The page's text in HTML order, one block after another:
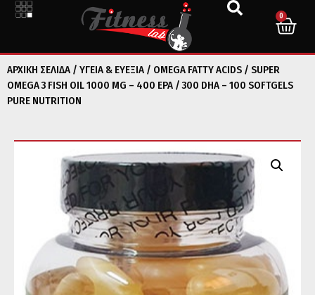
0
ΑΡΧΙΚΉ ΣΕΛΊΔΑ / ΥΓΕΙΑ & ΕΥΕΞΙΑ / OMEGA FATTY ACIDS / SUPER
OMEGA 3 FISH OIL 1000 MG – 400 EPA / 300 DHA – 100 SOFTGELS
PURE NUTRITION